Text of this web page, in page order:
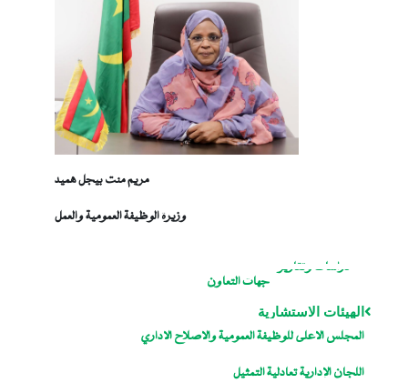
مريم منت بيجل هميد
وزيرة الوظيفة العمومية والعمل
دراسات وتقارير
جهات التعاون
الهيئات الاستشارية
المجلس الاعلى للوظيفة العمومية والاصلاح الاداري
اللجان الإدارية تعادلية التمثيل